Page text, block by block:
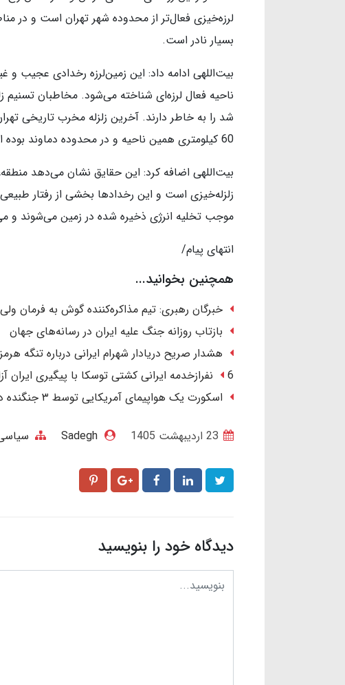
بسیار نادر است.
بیت‌اللهی ادامه داد: این زمین‌لرزه رخدادی عجیب و
60 کیلومتری همین ناحیه و در محدوده دماوند بوده است.
بیت‌اللهی اضافه کرد: این حقایق نشان می‌دهد
زلزله‌خیزی است و این رخدادها بخشی از رفتار
موجب تخلیه انرژی ذخیره‌ شده در زمین می‌شوند و
انتهای پیام/
همچنین بخوانید...
خبرگان رهبری: تیم مذاکره‌کننده گوش به فرمان
بازتاب روزانه جنگ علیه ایران در رسانه‌های جهان
هشدار صریح دریادار شهرام ایرانی درباره تنگه
6 نفرازخدمه ایرانی کشتی توسکا با پیگیری ایران آزاد شدند.
اسکورت یک هواپیمای آمریکایی توسط ۳ جنگنده در آسمان عراق/ ماجرا چیست؟
Sadegh
دیدگاه خود را بنویسید